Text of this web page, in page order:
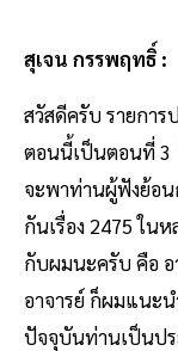
สุเจน กรรพฤทธิ์ :
สวัสดีครับ รายกา
ตอนนี้เป็นตอนที่ 3
จะพาท่านผู้ฟังย้อน
กันเรื่อง 2475 ใน
กับผมนะครับ คือ อ
อาจารย์ ก็ผมแนะ
ปัจจุบันท่านเป็นป